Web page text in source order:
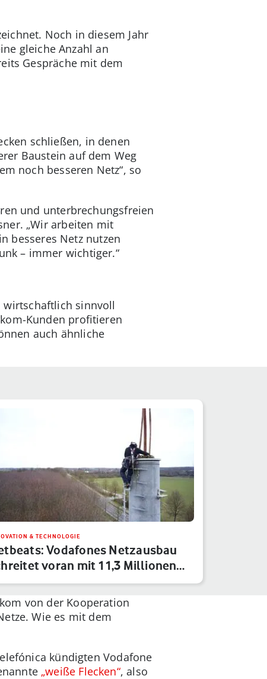
Noch in diesem Jahr
gleiche Anzahl an
Gespräche mit dem
schließen, in denen
Baustein auf dem Weg
noch besseren Netz“, so
und unterbrechungsfreien
„Wir arbeiten mit
besseres Netz nutzen
– immer wichtiger.“
wirtschaftlich sinnvoll
Kunden profitieren
auch ähnliche
& TECHNOLOGIE
Vodafones Netzausbau
voran mit 11,3 Millionen…
von der Kooperation
Wie es mit dem
kündigten Vodafone
„weiße Flecken“, also